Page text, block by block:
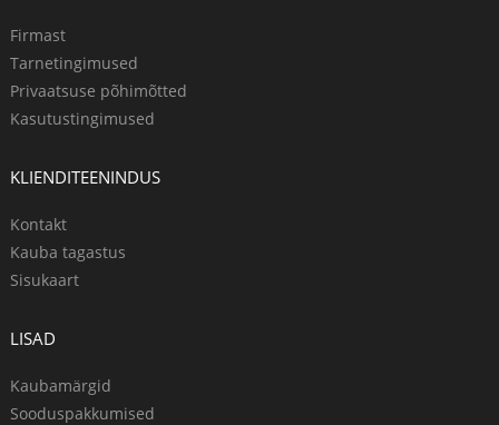
Firmast
Tarnetingimused
Privaatsuse põhimõtted
Kasutustingimused
KLIENDITEENINDUS
Kontakt
Kauba tagastus
Sisukaart
LISAD
Kaubamärgid
Sooduspakkumised